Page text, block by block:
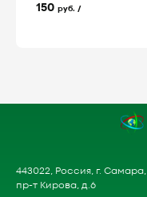
150 руб. /
443022, Россия, г. Самара,
пр-т Кирова, д.6